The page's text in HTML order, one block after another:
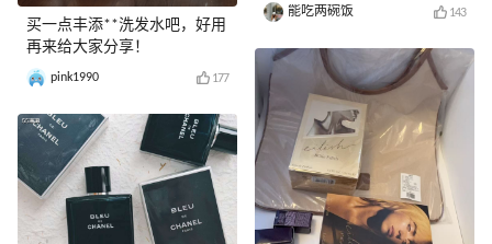
买一点丰添**洗发水吧，好用
再来给大家分享！
pink1990 177
能吃两碗饭 143